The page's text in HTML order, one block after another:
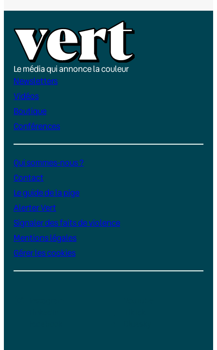
Le média qui annonce la couleur
Newsletters
Vidéos
Boutique
Conférences
Qui sommes-nous ?
Contact
Le guide de la pige
Alerter Vert
Signaler des faits de violence
Mentions légales
Gérer les cookies